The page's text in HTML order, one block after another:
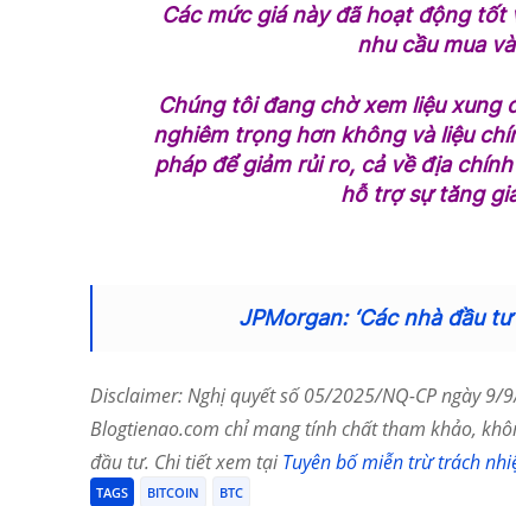
Các mức giá này đã hoạt động
nhu cầu mua
Chúng tôi đang chờ xem liệu xung
nghiêm trọng hơn không và liệu
pháp để giảm rủi ro, cả về địa
hỗ trợ sự tăng
JPMorgan: ‘Các nhà đầu
Disclaimer: Nghị quyết số 05/2025/NQ-CP ngày
Blogtienao.com chỉ mang tính chất tham khảo,
đầu tư. Chi tiết xem tạiTuyên bố miễn trừ trách
TAGS BITCOIN BTC